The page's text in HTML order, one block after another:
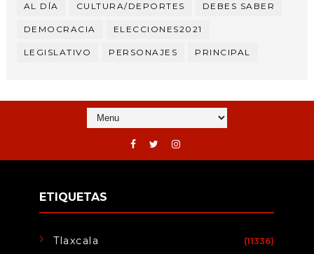
AL DÍA CULTURA/DEPORTES DEBES SABER
DEMOCRACIA ELECCIONES2021
LEGISLATIVO PERSONAJES PRINCIPAL
ETIQUETAS
Tlaxcala (11336)